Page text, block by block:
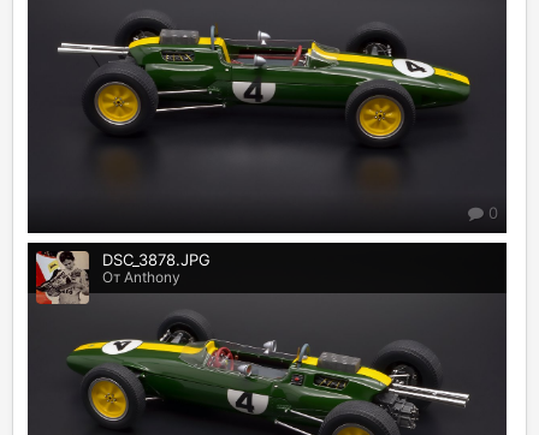
0
DSC_3878.JPG
От Anthony